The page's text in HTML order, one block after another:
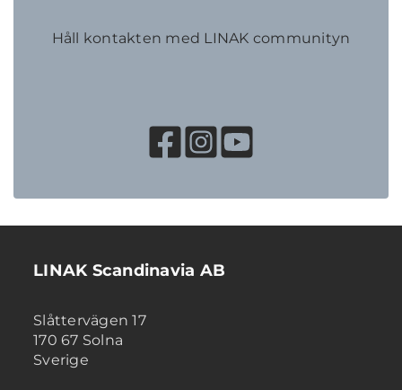
Håll kontakten med LINAK communityn
LINAK Scandinavia AB
Slåttervägen 17
170 67 Solna
Sverige